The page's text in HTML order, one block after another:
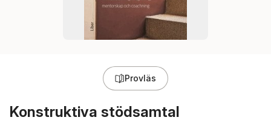
Provläs
Konstruktiva stödsamtal